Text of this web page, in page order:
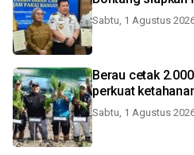
Sabtu, 1 Agustus
Berau cetak
perkuat
Sabtu, 1 Agustus